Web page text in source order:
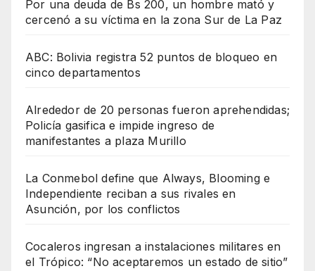
Por una deuda de Bs 200, un hombre mató y
cercenó a su víctima en la zona Sur de La Paz
ABC: Bolivia registra 52 puntos de bloqueo en
cinco departamentos
Alrededor de 20 personas fueron aprehendidas;
Policía gasifica e impide ingreso de
manifestantes a plaza Murillo
La Conmebol define que Always, Blooming e
Independiente reciban a sus rivales en
Asunción, por los conflictos
Cocaleros ingresan a instalaciones militares en
el Trópico: “No aceptaremos un estado de sitio”